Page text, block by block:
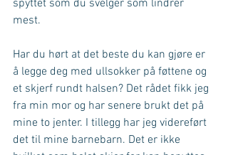
spyttet som du svelger som lindrer
mest.
Har du hørt at det beste du kan gjøre er
å legge deg med ullsokker på føttene og
et skjerf rundt halsen? Det rådet fikk jeg
fra min mor og har senere brukt det på
mine to jenter. I tillegg har jeg videreført
det til mine barnebarn. Det er ikke